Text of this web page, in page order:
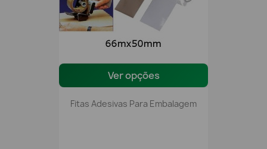
Ver opções
Fitas Adesivas Para Embalagem